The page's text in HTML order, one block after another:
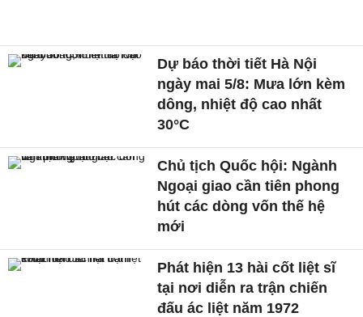
Dự báo thời tiết Hà Nội
ngày mai 5/8: Mưa lớn kèm
dông, nhiệt độ cao nhất
30°C
Chủ tịch Quốc hội: Ngành
Ngoại giao cần tiên phong
hút các dòng vốn thế hệ
mới
Phát hiện 13 hài cốt liệt sĩ
tại nơi diễn ra trận chiến
đấu ác liệt năm 1972